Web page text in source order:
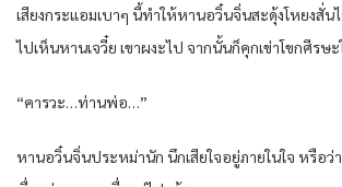
เสียงกระแอมเบาๆ นี้ทำให้หานอวิ๋นจิ่นสะดุ้งโหยงสั่
ไปเห็นหานเจวี๋ย เขาผงะไป จากนั้นก็คุกเข่าโขกศีรษ
“คารวะ…ท่านพ่อ…”
หานอวิ๋นจิ่นประหม่านัก นึกเสียใจอยู่ภายในใจ หรือ